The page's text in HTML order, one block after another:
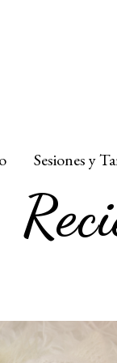
Sesiones y